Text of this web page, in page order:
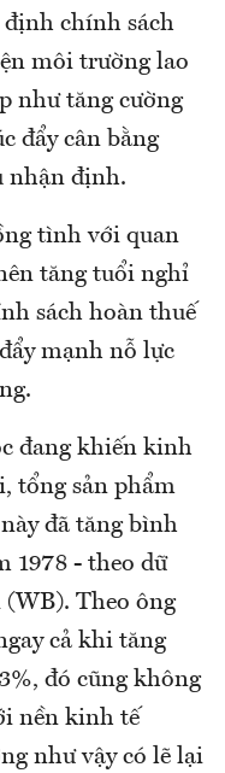
chính sách
môi trường lao
như tăng cường
đẩy cân bằng
nhận định.
tình với quan
tăng tuổi nghỉ
sách hoàn thuế
mạnh nỗ lực
đang khiến kinh
tổng sản phẩm
đã tăng bình
1978 - theo dữ
(WB). Theo ông
cả khi tăng
đó cũng không
nền kinh tế
như vậy có lẽ lại